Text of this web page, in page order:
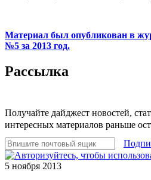
Материал был опубликован в
№5 за 2013 год.
Рассылка
Получайте дайджест новостей,
интересных материалов раньше
5 ноября 2013